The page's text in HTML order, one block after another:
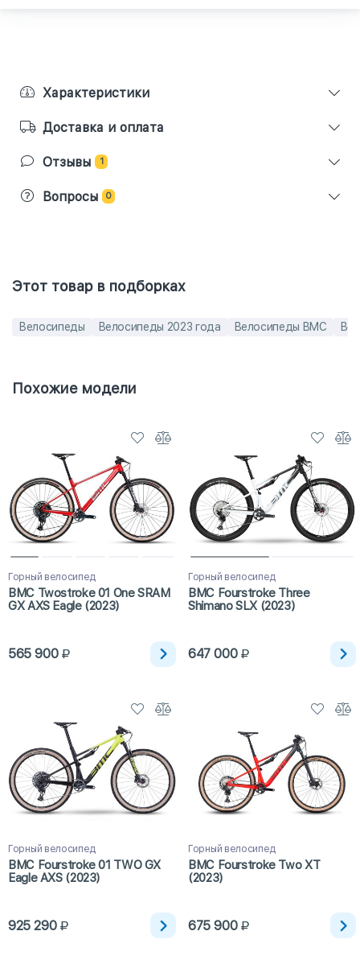
Характеристики
Доставка и оплата
Отзывы 1
Вопросы 0
Этот товар в подборках
Велосипеды Велосипеды 2023 года Велосипеды BMC
Похожие модели
Горный велосипед
BMC Twostroke 01 One SRAM
GX AXS Eagle (2023)
565 900
Горный велосипед
BMC Fourstroke Three
Shimano SLX (2023)
647 000
Горный велосипед
BMC Fourstroke 01 TWO GX
Eagle AXS (2023)
925 290
Горный велосипед
BMC Fourstroke Two XT
(2023)
675 900